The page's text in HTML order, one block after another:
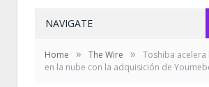
NAVIGATE
Home » The Wire »
Toshiba acelera
en la nube con la adquisición de